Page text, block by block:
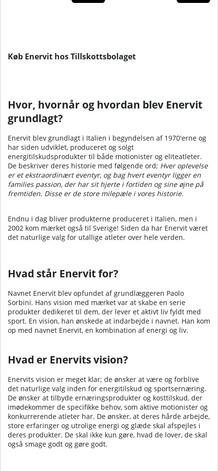
Køb Enervit hos Tillskottsbolaget
Hvor, hvornår og hvordan blev Enervit
grundlagt?
Enervit blev grundlagt i Italien i begyndelsen af 1970'erne og
har siden udviklet, produceret og solgt
energitilskudsprodukter til både motionister og eliteatleter.
De beskriver deres historie med følgende ord; Hver oplevelse
er et ekstraordinært eventyr, og bag hvert eventyr ligger en
families passion, der har sit hjerte i fortiden og sine øjne på
fremtiden. Disse er de store milepæle i vores historie.
Endnu i dag bliver produkterne produceret i Italien, men i
2002 kom mærket også til Sverige! Siden da har Enervit været
det naturlige valg for utallige atleter over hele verden.
Hvad står Enervit for?
Navnet Enervit blev opfundet af grundlæggeren Paolo
Sorbini. Hans vision med mærket var at skabe en serie
produkter dedikeret til dem, der lever et aktivt liv fyldt med
sport. En vision, han ønskede at indarbejde i navnet. Han kom
op med navnet Enervit, en kombination af energi og liv.
Hvad er Enervits vision?
Enervits vision er meget klar; de ønsker at være og forblive
det naturlige valg inden for energitilskud og sportsernæring.
De ønsker at tilbyde ernæringsprodukter og kosttilskud, der
imødekommer de specifikke behov, som aktive motionister og
konkurrerende atleter har. De ønsker, at deres hårde arbejde,
store erfaringer og utrolige energi og glæde skal afspejles i
deres produkter. De skal ikke kun gøre, hvad de lover, de skal
også smage godt og gøre godt.